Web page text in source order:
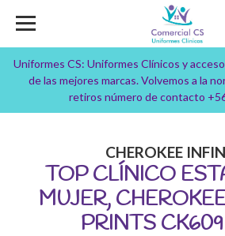
Uniformes CS: Uniformes Clínicos y
de las mejores marcas. Volvemos a la
retiros número de contacto
CHEROKEE
TOP CLÍNICO
MUJER,
PRINTS